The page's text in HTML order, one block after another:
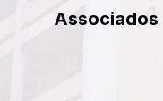
Associados